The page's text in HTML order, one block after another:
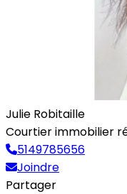
Julie Robitaille
Courtier immobilier
5149785656
Joindre
Partager